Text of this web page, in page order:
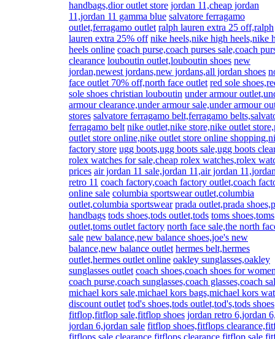
handbags,dior outlet store jordan 11,cheap jordan
11,jordan 11 gamma blue salvatore ferragamo
outlet,ferragamo outlet ralph lauren extra 25 off,ralph
lauren extra 25% off nike heels,nike high heels,nike
heels online coach purse,coach purses sale,coach
clearance louboutin outlet,louboutin shoes new
jordan,newest jordans,new jordans,all jordan shoes
face outlet 70% off,north face outlet red sole
sole shoes christian louboutin under armour
armour clearance,under armour sale,under armour
stores salvatore ferragamo belt,ferragamo
ferragamo belt nike outlet,nike store,nike outlet
outlet store online,nike outlet store online
factory store ugg boots,ugg boots sale,ugg boots
rolex watches for sale,cheap rolex watches,rolex
prices air jordan 11 sale,jordan 11,air jordan
retro 11 coach factory,coach factory outlet,coach
online sale columbia sportswear outlet,columbia
outlet,columbia sportswear prada outlet,prada
handbags tods shoes,tods outlet,tods toms shoes,toms
outlet,toms outlet factory north face sale,the north
sale new balance,new balance shoes,joe's new
balance,new balance outlet hermes belt,hermes
outlet,hermes outlet online oakley sunglasses,oakley
sunglasses outlet coach shoes,coach shoes for
coach purse,coach sunglasses,coach glasses,coach
michael kors sale,michael kors bags,michael kors
discount outlet tod's shoes,tods outlet,tod's,tods shoes
fitflop,fitflop sale,fitflop shoes jordan retro 6,jordan
jordan 6,jordan sale fitflop shoes,fitflops
fitflops sale clearance,fitflops clearance,fitflop